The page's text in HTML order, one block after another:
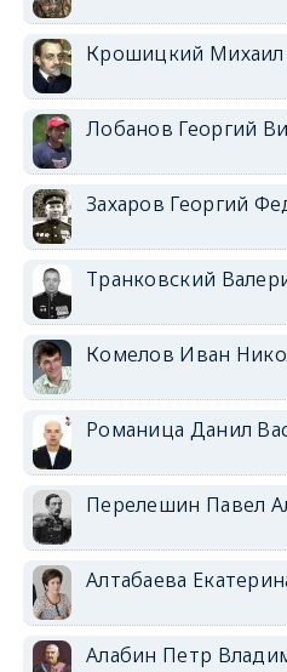
Крошицкий Михаил
Лобанов Георгий
Захаров Георгий
Транковский
Комелов Иван
Романица Данил
Перелешин Павел
Алтабаева
Алабин Петр